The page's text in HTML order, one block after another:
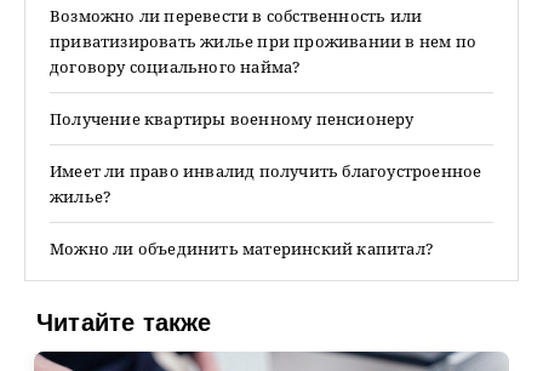
Возможно ли перевести в собственность или
приватизировать жилье при проживании в нем по
договору социального найма?
Получение квартиры военному пенсионеру
Имеет ли право инвалид получить благоустроенное
жилье?
Можно ли объединить материнский капитал?
Читайте также